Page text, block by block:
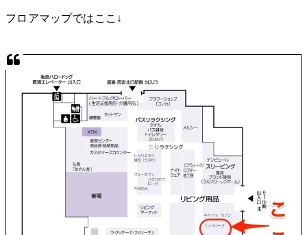
フロアマップではここ↓